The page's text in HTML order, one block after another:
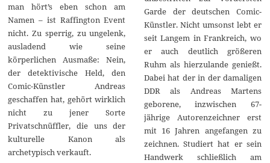
man hört’s eben schon am
Namen – ist Raffington Event
nicht. Zu sperrig, zu ungelenk,
ausladend wie seine
körperlichen Ausmaße: Nein,
der detektivische Held, den
Comic-Künstler Andreas
geschaffen hat, gehört wirklich
nicht zu jener Sorte
Privatschnüffler, die uns der
kulturelle Kanon als
archetypisch verkauft.
Garde der deutschen Comic-
Künstler. Nicht umsonst lebt er
seit Langem in Frankreich, wo
er auch deutlich größeren
Ruhm als hierzulande genießt.
Dabei hat der in der damaligen
DDR als Andreas Martens
geborene, inzwischen 67-
jährige Autorenzeichner erst
mit 16 Jahren angefangen zu
zeichnen. Studiert hat er sein
Handwerk schließlich am